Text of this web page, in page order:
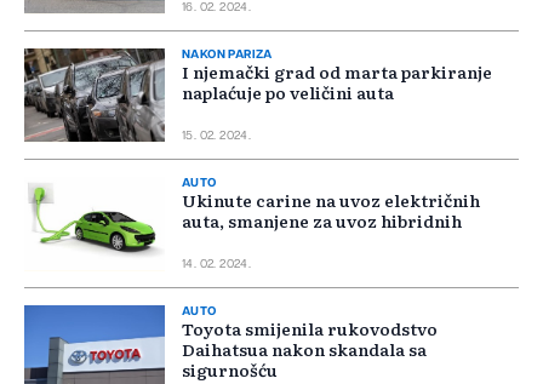
16. 02. 2024.
NAKON PARIZA
I njemački grad od marta parkiranje
naplaćuje po veličini auta
15. 02. 2024.
AUTO
Ukinute carine na uvoz električnih
auta, smanjene za uvoz hibridnih
14. 02. 2024.
AUTO
Toyota smijenila rukovodstvo
Daihatsua nakon skandala sa
sigurnošću